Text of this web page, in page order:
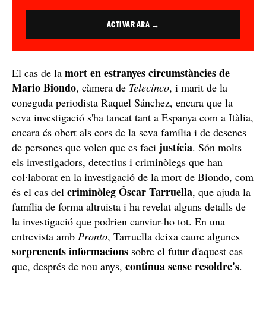
ACTIVAR ARA →
El cas de la mort en estranyes circumstàncies de
Mario Biondo, càmera de Telecinco, i marit de la
coneguda periodista Raquel Sánchez, encara que la
seva investigació s'ha tancat tant a Espanya com a Itàlia,
encara és obert als cors de la seva família i de desenes
de persones que volen que es faci justícia. Són molts
els investigadors, detectius i criminòlegs que han
col·laborat en la investigació de la mort de Biondo, com
és el cas del criminòleg Óscar Tarruella, que ajuda la
família de forma altruista i ha revelat alguns detalls de
la investigació que podrien canviar-ho tot. En una
entrevista amb Pronto, Tarruella deixa caure algunes
sorprenents informacions sobre el futur d'aquest cas
que, després de nou anys, continua sense resoldre's.